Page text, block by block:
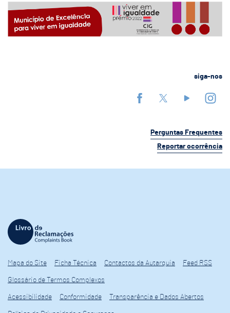
siga-nos
Perguntas Frequentes
Reportar ocorrência
Mapa do Site Ficha Técnica Contactos da Autarquia Feed RSS
Glossário de Termos Complexos
Acessibilidade Conformidade Transparência e Dados Abertos